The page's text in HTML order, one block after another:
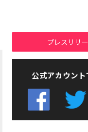
プレスリリ
公式アカウント